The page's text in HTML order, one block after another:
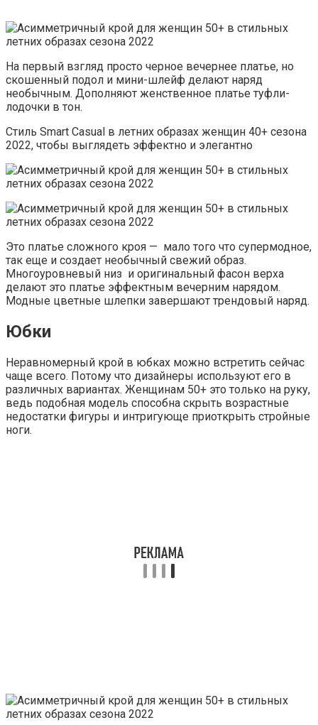
На первый взгляд просто черное вечернее платье, но
скошенный подол и мини-шлейф делают наряд
необычным. Дополняют женственное платье туфли-
лодочки в тон.
Стиль Smart Casual в летних образах женщин 40+ сезона
2022, чтобы выглядеть эффектно и элегантно
Это платье сложного кроя — мало того что супермодное,
так еще и создает необычный свежий образ.
Многоуровневый низ и оригинальный фасон верха
делают это платье эффектным вечерним нарядом.
Модные цветные шлепки завершают трендовый наряд.
Юбки
Неравномерный крой в юбках можно встретить сейчас
чаще всего. Потому что дизайнеры используют его в
различных вариантах. Женщинам 50+ это только на руку,
ведь подобная модель способна скрыть возрастные
недостатки фигуры и интригующе приоткрыть стройные
ноги.